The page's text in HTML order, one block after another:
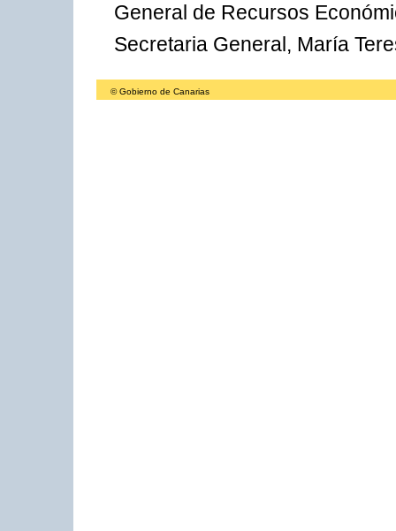
General de Recursos
Secretaria General, María
© Gobierno de Canarias